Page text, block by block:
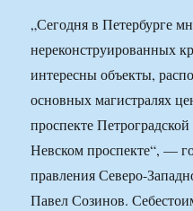
„Сегодня в Петербурге
нереконструированных
интересны объекты,
основных магистралях
проспекте
Невском проспекте“, —
правления Северо-
Павел Созинов.